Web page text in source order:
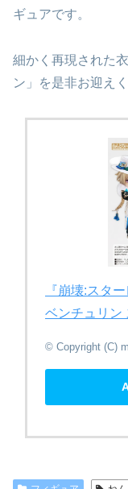
ギュアです。
細かく再現された
ン」を是非お迎えく
『崩壊:スタ
ベンチュリン
© Copyright (C)